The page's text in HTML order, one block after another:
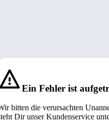
Ein Fehler ist
bitten die verursachten
Dir unser Kundenservice